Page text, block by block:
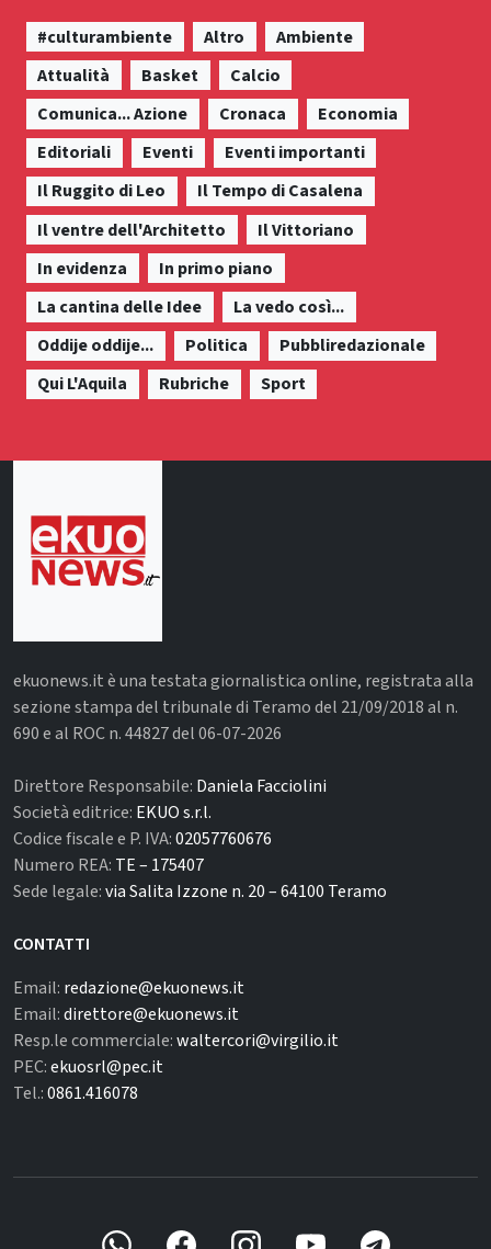
#culturambiente Altro
Ambiente
Attualità
Basket
Calcio
Comunica... Azione
Cronaca
Economia
Editoriali
Eventi
Eventi importanti
Il Ruggito di Leo
Il Tempo di Casalena
Il ventre dell'Architetto
Il Vittoriano
In evidenza
In primo piano
La cantina delle Idee
La vedo così...
Oddije oddije...
Politica
Pubbliredazionale
Qui L'Aquila
Rubriche Sport
ekuonews.it è una testata giornalistica online, registrata alla
sezione stampa del tribunale di Teramo del 21/09/2018 al n.
690 e al ROC n. 44827 del 06-07-2026
Direttore Responsabile: Daniela Facciolini
Società editrice: EKUO s.r.l.
Codice fiscale e P. IVA:02057760676
Numero REA: TE – 175407
Sede legale:via Salita Izzone n. 20 – 64100 Teramo
CONTATTI
Email: redazione@ekuonews.it
Email:direttore@ekuonews.it
Resp.le commerciale:waltercori@virgilio.it
PEC:ekuosrl@pec.it
Tel.:0861.416078